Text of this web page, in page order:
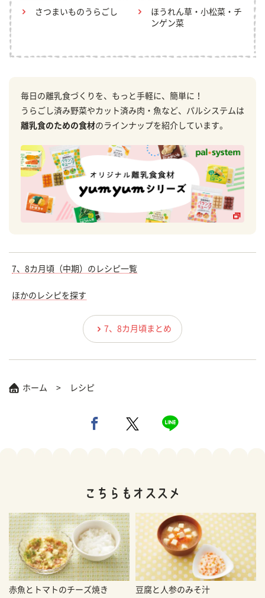
さつまいものうらごし
ほうれん草・小松菜・チ
ンゲン菜
毎日の離乳食づくりを、もっと手軽に、簡単に！
うらごし済み野菜やカット済み肉・魚など、パルシステムは
離乳食のための食材のラインナップを紹介しています。
7、8カ月頃（中期）のレシピ一覧
ほかのレシピを探す
7、8カ月頃まとめ
ホーム レシピ
赤魚とトマトのチーズ焼き 豆腐と人参のみそ汁